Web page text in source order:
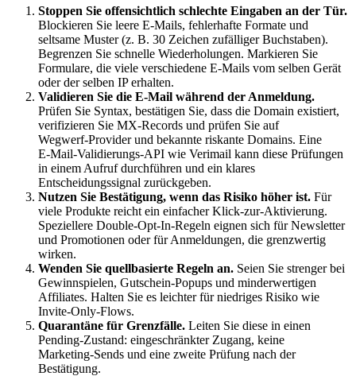
Stoppen Sie offensichtlich schlechte Eingaben an der Tür.
Blockieren Sie leere E‑Mails, fehlerhafte Formate und
seltsame Muster (z. B. 30 Zeichen zufälliger Buchstaben).
Begrenzen Sie schnelle Wiederholungen. Markieren Sie
Formulare, die viele verschiedene E‑Mails vom selben Gerät
oder der selben IP erhalten.
Validieren Sie die E‑Mail während der Anmeldung.
Prüfen Sie Syntax, bestätigen Sie, dass die Domain existiert,
verifizieren Sie MX‑Records und prüfen Sie auf
Wegwerf‑Provider und bekannte riskante Domains. Eine
E‑Mail‑Validierungs‑API wie Verimail kann diese Prüfungen
in einem Aufruf durchführen und ein klares
Entscheidungssignal zurückgeben.
Nutzen Sie Bestätigung, wenn das Risiko höher ist. Für
viele Produkte reicht ein einfacher Klick‑zur‑Aktivierung.
Speziellere Double‑Opt‑In‑Regeln eignen sich für Newsletter
und Promotionen oder für Anmeldungen, die grenzwertig
wirken.
Wenden Sie quellbasierte Regeln an. Seien Sie strenger bei
Gewinnspielen, Gutschein‑Popups und minderwertigen
Affiliates. Halten Sie es leichter für niedriges Risiko wie
Invite‑Only‑Flows.
Quarantäne für Grenzfälle. Leiten Sie diese in einen
Pending‑Zustand: eingeschränkter Zugang, keine
Marketing‑Sends und eine zweite Prüfung nach der
Bestätigung.